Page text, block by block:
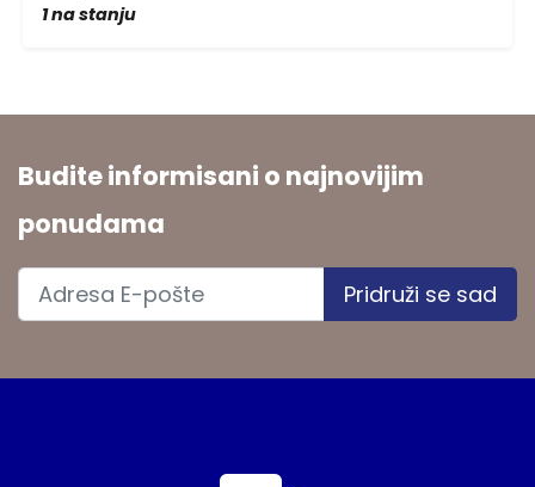
1 na stanju
Budite informisani o najnovijim
ponudama
Pridruži se sad